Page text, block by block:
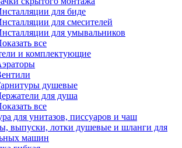
для биде
для смесителей
для умывальников
все
и комплектующие
душевые
для душа
все
для унитазов, писсуаров и чаш
выпуски, лотки душевые и шланги для
машин